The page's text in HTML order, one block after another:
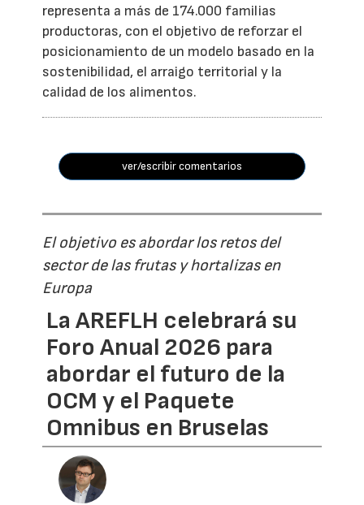
representa a más de 174.000 familias
productoras, con el objetivo de reforzar el
posicionamiento de un modelo basado en la
sostenibilidad, el arraigo territorial y la
calidad de los alimentos.
ver/escribir comentarios
El objetivo es abordar los retos del
sector de las frutas y hortalizas en
Europa
La AREFLH celebrará su
Foro Anual 2026 para
abordar el futuro de la
OCM y el Paquete
Omnibus en Bruselas